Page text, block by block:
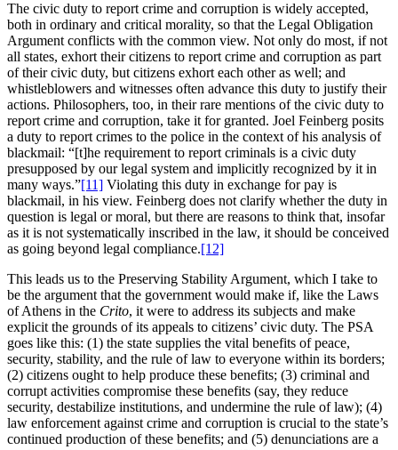
The civic duty to report crime and corruption is widely accepted,
both in ordinary and critical morality, so that the Legal Obligation
Argument conflicts with the common view. Not only do most, if not
all states, exhort their citizens to report crime and corruption as part
of their civic duty, but citizens exhort each other as well; and
whistleblowers and witnesses often advance this duty to justify their
actions. Philosophers, too, in their rare mentions of the civic duty to
report crime and corruption, take it for granted. Joel Feinberg posits
a duty to report crimes to the police in the context of his analysis of
blackmail: “[t]he requirement to report criminals is a civic duty
presupposed by our legal system and implicitly recognized by it in
many ways.”[11] Violating this duty in exchange for pay is
blackmail, in his view. Feinberg does not clarify whether the duty in
question is legal or moral, but there are reasons to think that, insofar
as it is not systematically inscribed in the law, it should be conceived
as going beyond legal compliance.[12]
This leads us to the Preserving Stability Argument, which I take to
be the argument that the government would make if, like the Laws
of Athens in the Crito, it were to address its subjects and make
explicit the grounds of its appeals to citizens’ civic duty. The PSA
goes like this: (1) the state supplies the vital benefits of peace,
security, stability, and the rule of law to everyone within its borders;
(2) citizens ought to help produce these benefits; (3) criminal and
corrupt activities compromise these benefits (say, they reduce
security, destabilize institutions, and undermine the rule of law); (4)
law enforcement against crime and corruption is crucial to the state’s
continued production of these benefits; and (5) denunciations are a